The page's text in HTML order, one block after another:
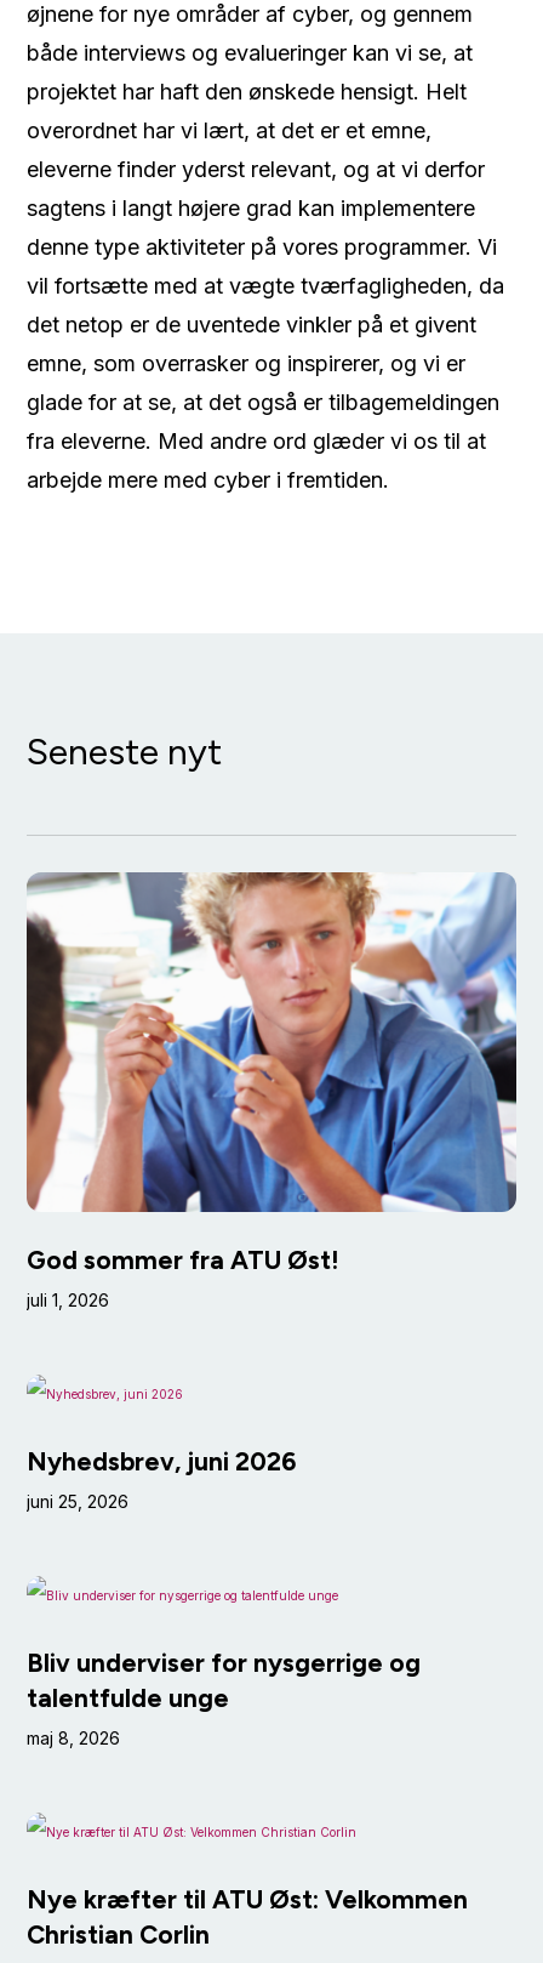
øjnene for nye områder af cyber, og gennem
både interviews og evalueringer kan vi se, at
projektet har haft den ønskede hensigt. Helt
overordnet har vi lært, at det er et emne,
eleverne finder yderst relevant, og at vi derfor
sagtens i langt højere grad kan implementere
denne type aktiviteter på vores programmer. Vi
vil fortsætte med at vægte tværfagligheden, da
det netop er de uventede vinkler på et givent
emne, som overrasker og inspirerer, og vi er
glade for at se, at det også er tilbagemeldingen
fra eleverne. Med andre ord glæder vi os til at
arbejde mere med cyber i fremtiden.
Seneste nyt
God sommer fra ATU Øst!
juli 1, 2026
Nyhedsbrev, juni 2026
juni 25, 2026
Bliv underviser for nysgerrige og
talentfulde unge
maj 8, 2026
Nye kræfter til ATU Øst: Velkommen
Christian Corlin